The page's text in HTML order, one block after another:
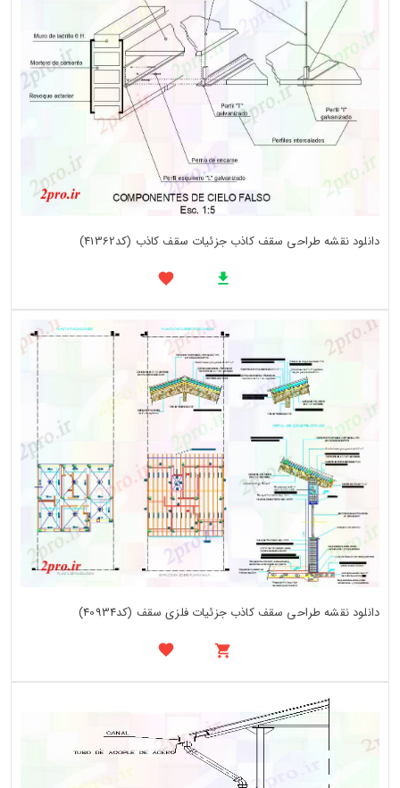
دانلود نقشه طراحی سقف کاذب جزئیات سقف کاذب (کد41362)
دانلود نقشه طراحی سقف کاذب جزئیات فلزی سقف (کد40934)